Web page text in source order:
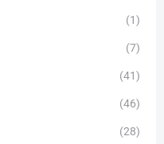
(1)
(7)
(41)
(46)
(28)